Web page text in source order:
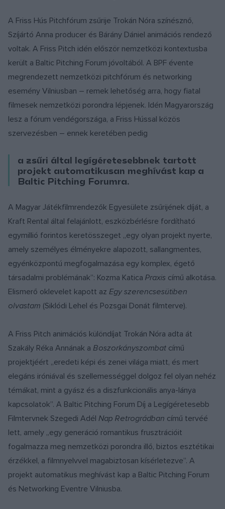
A Friss Hús Pitchfórum zsűrije Trokán Nóra színésznő,
Szíjártó Anna producer és Bárány Dániel animációs rendező
voltak. A Friss Pitch idén először nemzetközi kontextusba
került a Baltic Pitching Forum jóvoltából. A BPF évente
megrendezett nemzetközi pitchfórum és networking
esemény Vilniusban – remek lehetőség arra, hogy fiatal
filmesek nemzetközi porondra lépjenek. Idén Magyarország
lesz a fórum vendégországa, a Friss Hússal közös
szervezésben – ennek keretében pedig
a zsűri által legígéretesebbnek tartott
projekt automatikusan meghívást kap a
Baltic Pitching Forumra.
A Magyar Játékfilmrendezők Egyesülete zsűrijének díját, a
Kraft Rental által felajánlott, eszközbérlésre fordítható
egymillió forintos keretösszeget „egy olyan projekt nyerte,
amely személyes élményekre alapozott, sallangmentes,
egyénközpontú megfogalmazása egy komplex, égető
társadalmi problémának”: Kozma Katica Praxis című alkotása.
Elismerő oklevelet kapott az Egy szerencsesütiben
olvastam (Siklódi Lehel és Pozsgai Donát filmterve).
A Friss Pitch animációs különdíjat Trokán Nóra adta át
Szakály Réka Annának a Boszorkányszombat című
projektjéért „eredeti képi és zenei világa miatt, és mert
elegáns iróniával és szellemességgel dolgoz fel olyan nehéz
témákat, mint a gyász és a diszfunkcionális anya-lánya
kapcsolatok”. A Baltic Pitching Forum Díj a Legígéretesebb
Filmtervnek Szegedi Adél Nap Retrográdban című tervéé
lett, amely „egy generáció romantikus frusztrációit
fogalmazza meg nemzetközi porondra illő, biztos esztétikai
érzékkel, a filmnyelvvel magabiztosan kísérletezve”. A
projekt automatikus meghívást kap a Baltic Pitching Forum
és Networking Eventre Vilniusba.